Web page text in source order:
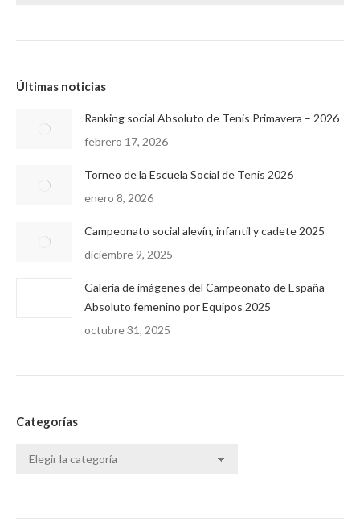
Últimas noticias
Ranking social Absoluto de Tenis Primavera – 2026
febrero 17, 2026
Torneo de la Escuela Social de Tenis 2026
enero 8, 2026
Campeonato social alevín, infantil y cadete 2025
diciembre 9, 2025
Galería de imágenes del Campeonato de España
Absoluto femenino por Equipos 2025
octubre 31, 2025
Categorías
Categorías